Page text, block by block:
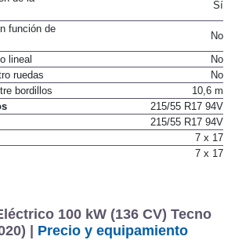
Sí
función de
No
lineal
No
ruedas
No
bordillos
10,6 m
215/55 R17 94V
215/55 R17 94V
7 x 17
7 x 17
100 kW (136 CV) Tecno
| Precio y equipamiento